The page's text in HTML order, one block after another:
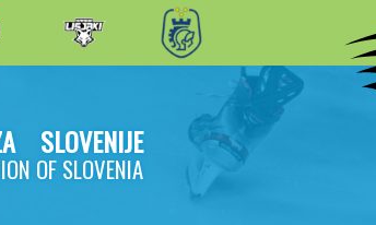
SLOVENIJE
OF SLOVENIA